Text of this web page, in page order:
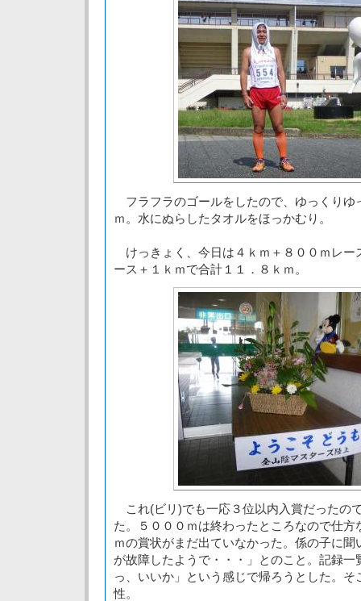
フラフラのゴールをしたので、ゆっくりゆ
ｍ。水にぬらしたタオルをほっかむり。
けっきょく、今日は４ｋｍ＋８００ｍレー
ース＋１ｋｍで合計１１．８ｋｍ。
これ(ビリ)でも一応３位以内入賞だったの
た。５０００ｍは終わったところなので仕
ｍの賞状がまだ出ていなかった。係の子に
が故障したようで・・・」とのこと。記録
っ、いいか」という感じで帰ろうとした。
性。